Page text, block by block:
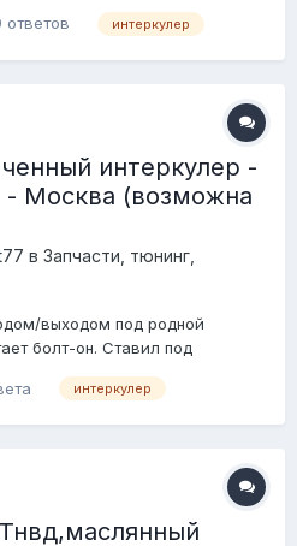
читать да крутить...
-...
ответов интеркулер
интеркулер -
- Москва (возможна
в Запчасти, тюнинг,
выходом под родной
болт-он. Ставил под
отправить Деловыми
интеркулер